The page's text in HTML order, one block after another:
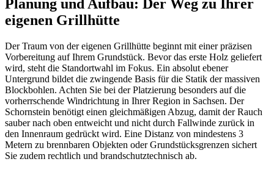
Planung und Aufbau: Der Weg zu Ihrer
eigenen Grillhütte
Der Traum von der eigenen Grillhütte beginnt mit einer präzisen
Vorbereitung auf Ihrem Grundstück. Bevor das erste Holz geliefert
wird, steht die Standortwahl im Fokus. Ein absolut ebener
Untergrund bildet die zwingende Basis für die Statik der massiven
Blockbohlen. Achten Sie bei der Platzierung besonders auf die
vorherrschende Windrichtung in Ihrer Region in Sachsen. Der
Schornstein benötigt einen gleichmäßigen Abzug, damit der Rauch
sauber nach oben entweicht und nicht durch Fallwinde zurück in
den Innenraum gedrückt wird. Eine Distanz von mindestens 3
Metern zu brennbaren Objekten oder Grundstücksgrenzen sichert
Sie zudem rechtlich und brandschutztechnisch ab.